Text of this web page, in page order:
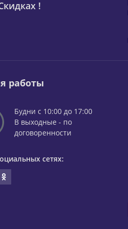
!
работы
Будни с 10:00 до 17:00
В выходные - по
договоренности
сетях: